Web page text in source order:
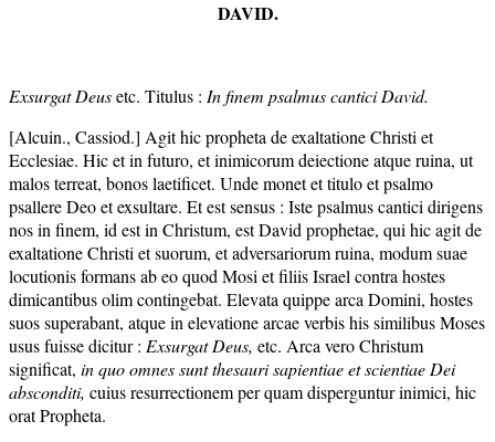
DAVID.
Exsurgat Deusetc. Titulus : In finem psalmus cantici David.
[Alcuin., Cassiod.] Agit hic propheta de exaltatione Christi et
Ecclesiae. Hic et in futuro, et inimicorum deiectione atque ruina, ut
malos terreat, bonos laetificet. Unde monet et titulo et psalmo
psallere Deo et exsultare. Et est sensus : Iste psalmus cantici dirigens
nos in finem, id est in Christum, est David prophetae, qui hic agit de
exaltatione Christi et suorum, et adversariorum ruina, modum suae
locutionis formans ab eo quod Mosi et filiis Israel contra hostes
dimicantibus olim contingebat. Elevata quippe arca Domini, hostes
suos superabant, atque in elevatione arcae verbis his similibus Moses
usus fuisse dicitur : Exsurgat Deus, etc. Arca vero Christum
significat, in quo omnes sunt thesauri sapientiae et scientiae Dei
absconditi, cuius resurrectionem per quam disperguntur inimici, hic
orat Propheta.